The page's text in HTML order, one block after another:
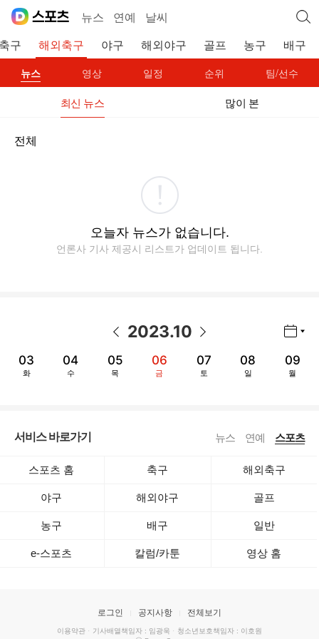
뉴스 연예 날씨
구 해외축구 야구 해외야구 골프 농구 배구
뉴스 영상 일정 순위 팀/선수
최신 뉴스 많이 본
전체
오늘자 뉴스가 없습니다.
언론사 기사 제공시 리스트가 업데이트 됩니다.
2023.10
03
화
04
수
05
목
06
금
07
토
08
일
09
월
서비스 바로가기 뉴스 연예 스포츠
스포츠 홈 축구 해외축구
야구 해외야구 골프
농구 배구 일반
e-스포츠 칼럼/카툰 영상 홈
로그인 공지사항 전체보기
이용약관 · 기사배열책임자 : 임광욱 · 청소년보호책임자 : 이호원